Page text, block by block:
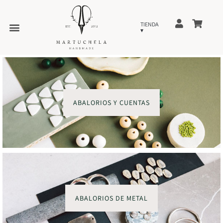
ABALORIOS Y CUENTAS
ABALORIOS DE METAL